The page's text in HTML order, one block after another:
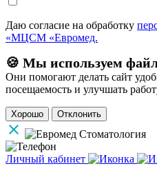
Даю согласие на обработку
«МЦСМ «Евромед.
🍪 Мы используем
Они помогают делать сайт
посещаемость и улучшать
Хорошо Отклонить
Личный кабинет